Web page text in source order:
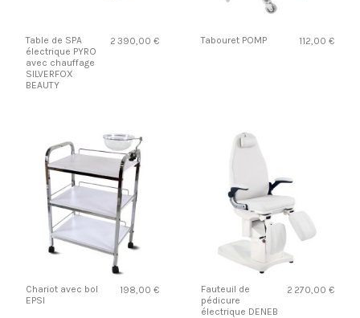
Table de SPA
électrique PYRO
avec chauffage
SILVERFOX
BEAUTY
2 390,00 € Tabouret POMP 112,00 €
Chariot avec bol
EPSI
198,00 €
Fauteuil de
pédicure
électrique DENEB
2 270,00 €